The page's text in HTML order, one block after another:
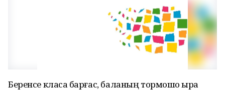
Беренсе класҡа барғас, баланың тормошо ҡырҡа